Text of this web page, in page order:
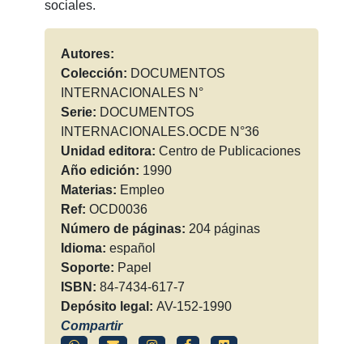
sociales.
Autores:
Colección: DOCUMENTOS
INTERNACIONALES N°
Serie: DOCUMENTOS
INTERNACIONALES.OCDE N°36
Unidad editora: Centro de Publicaciones
Año edición: 1990
Materias: Empleo
Ref: OCD0036
Número de páginas: 204 páginas
Idioma: español
Soporte: Papel
ISBN: 84-7434-617-7
Depósito legal: AV-152-1990
Compartir